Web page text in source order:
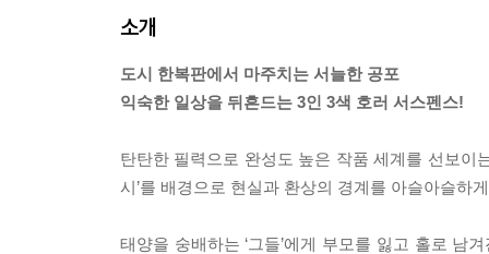
소개
도시 한복판에서 마주치는 서늘한 공포
익숙한 일상을 뒤흔드는 3인 3색 호러 서스펜스!
탄탄한 필력으로 완성도 높은 작품 세계를 선보이
시’를 배경으로 현실과 환상의 경계를 아슬아슬하
태양을 숭배하는 ‘그들’에게 부모를 잃고 홀로 남